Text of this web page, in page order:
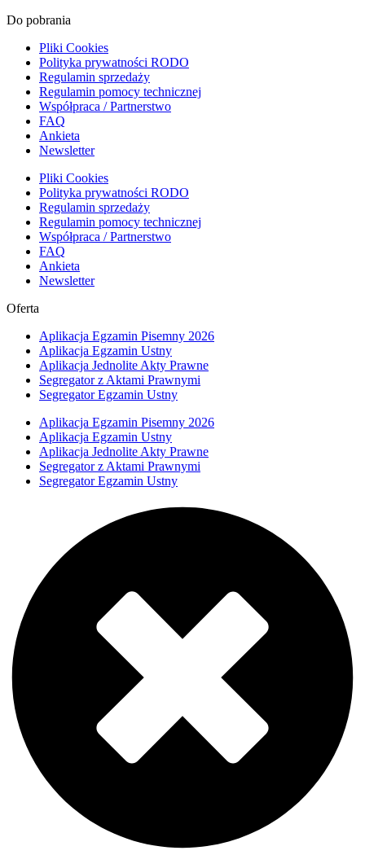
Do pobrania
Pliki Cookies
Polityka prywatności RODO
Regulamin sprzedaży
Regulamin pomocy technicznej
Współpraca / Partnerstwo
FAQ
Ankieta
Newsletter
Pliki Cookies
Polityka prywatności RODO
Regulamin sprzedaży
Regulamin pomocy technicznej
Współpraca / Partnerstwo
FAQ
Ankieta
Newsletter
Oferta
Aplikacja Egzamin Pisemny 2026
Aplikacja Egzamin Ustny
Aplikacja Jednolite Akty Prawne
Segregator z Aktami Prawnymi
Segregator Egzamin Ustny
Aplikacja Egzamin Pisemny 2026
Aplikacja Egzamin Ustny
Aplikacja Jednolite Akty Prawne
Segregator z Aktami Prawnymi
Segregator Egzamin Ustny